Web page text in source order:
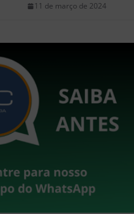
11 de março de 2024